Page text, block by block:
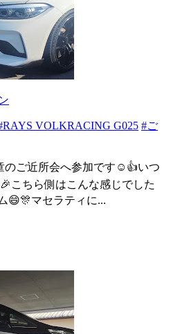
VOLKRACING G025 #ご
のご近所会へ参加です☺️👍いつ
こちら側はこんな感じでした
😄🎊マセラティに...